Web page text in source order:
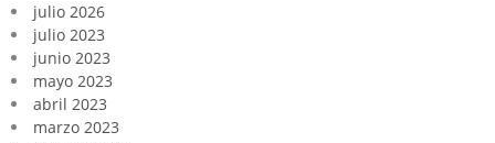
julio 2026
julio 2023
junio 2023
mayo 2023
abril 2023
marzo 2023